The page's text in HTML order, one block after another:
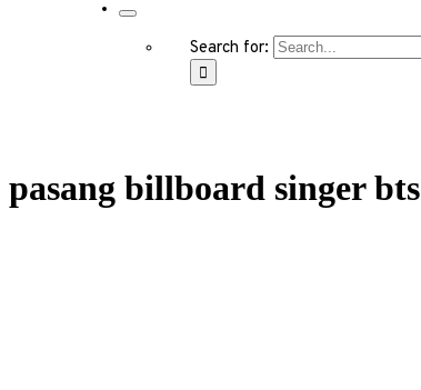
Search for:
pasang billboard singer bts